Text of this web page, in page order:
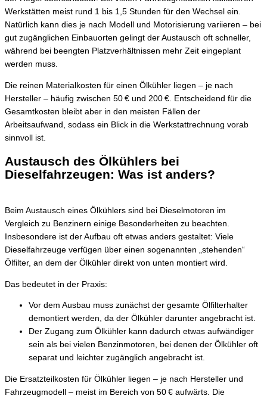
Werkstätten meist rund 1 bis 1,5 Stunden für den Wechsel ein.
Natürlich kann dies je nach Modell und Motorisierung variieren – bei
gut zugänglichen Einbauorten gelingt der Austausch oft schneller,
während bei beengten Platzverhältnissen mehr Zeit eingeplant
werden muss.
Die reinen Materialkosten für einen Ölkühler liegen – je nach
Hersteller – häufig zwischen 50 € und 200 €. Entscheidend für die
Gesamtkosten bleibt aber in den meisten Fällen der
Arbeitsaufwand, sodass ein Blick in die Werkstattrechnung vorab
sinnvoll ist.
Austausch des Ölkühlers bei
Dieselfahrzeugen: Was ist anders?
Beim Austausch eines Ölkühlers sind bei Dieselmotoren im
Vergleich zu Benzinern einige Besonderheiten zu beachten.
Insbesondere ist der Aufbau oft etwas anders gestaltet: Viele
Dieselfahrzeuge verfügen über einen sogenannten „stehenden“
Ölfilter, an dem der Ölkühler direkt von unten montiert wird.
Das bedeutet in der Praxis:
Vor dem Ausbau muss zunächst der gesamte Ölfilterhalter
demontiert werden, da der Ölkühler darunter angebracht ist.
Der Zugang zum Ölkühler kann dadurch etwas aufwändiger
sein als bei vielen Benzinmotoren, bei denen der Ölkühler oft
separat und leichter zugänglich angebracht ist.
Die Ersatzteilkosten für Ölkühler liegen – je nach Hersteller und
Fahrzeugmodell – meist im Bereich von 50 € aufwärts. Die